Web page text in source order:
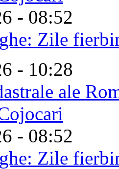
- 08:52
Zile
- 10:28
ale
- 08:52
Zile